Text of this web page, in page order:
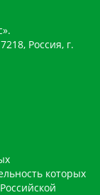
Россия, г.
которых